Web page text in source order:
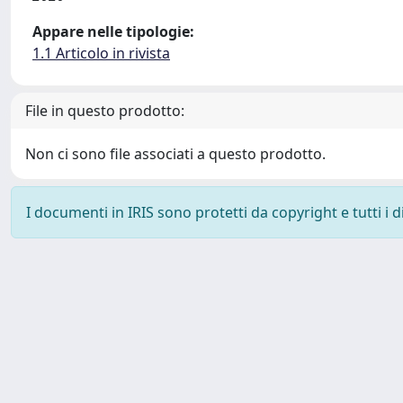
Appare nelle tipologie:
1.1 Articolo in rivista
File in questo prodotto:
Non ci sono file associati a questo prodotto.
I documenti in IRIS sono protetti da copyright e tutti i